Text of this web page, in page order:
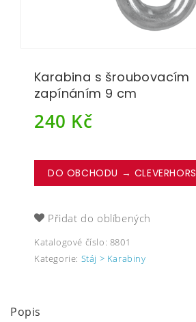
Karabina s šroubovacím
zapínáním 9 cm
240 Kč
DO OBCHODU →
Přidat do oblíbených
Katalogové číslo: 8801
Kategorie: Stáj > Karabiny
Popis